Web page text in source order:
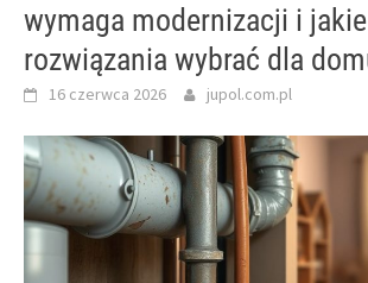
wymaga modernizacji i jakie
rozwiązania wybrać dla
16 czerwca 2026 jupol.com.pl